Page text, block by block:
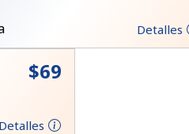
Detalles
⁦$69⁩
Detalles